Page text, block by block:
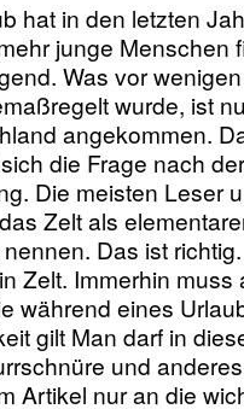
hat in den letzten
junge Menschen
Was vor
wurde, ist
angekommen.
die Frage nach
Die meisten Leser
Zelt als
Das ist
Zelt. Immerhin muss
während eines
gilt Man darf in
und
Artikel nur an die